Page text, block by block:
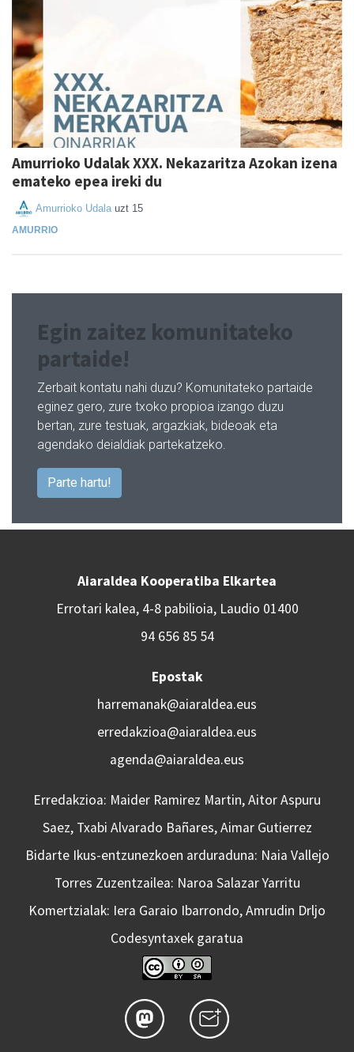
Amurrioko Udalak XXX. Nekazaritza Azokan izena
emateko epea ireki du
Amurrioko Udala uzt 15
AMURRIO
Egin zaitez komunitateko
partaide!
Zerbait kontatu nahi duzu? Komunitateko partaide
eginez gero, zure txoko propioa izango duzu
bertan, zure testuak, argazkiak, bideoak eta
agendako deialdiak partekatzeko.
Parte hartu!
Aiaraldea Kooperatiba Elkartea
Errotari kalea, 4-8 pabilioia, Laudio 01400
94 656 85 54
Epostak
harremanak@aiaraldea.eus
erredakzioa@aiaraldea.eus
agenda@aiaraldea.eus
Erredakzioa: Maider Ramirez Martin, Aitor Aspuru
Saez, Txabi Alvarado Bañares, Aimar Gutierrez
Bidarte Ikus-entzunezkoen arduraduna: Naia Vallejo
Torres Zuzentzailea: Naroa Salazar Yarritu
Komertzialak: Iera Garaio Ibarrondo, Amrudin Drljo
Codesyntaxek garatua